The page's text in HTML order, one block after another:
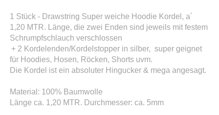
1 Stück - Drawstring Super weiche Hoodie Kordel, a´
1,20 MTR. Länge, die zwei Enden sind jeweils mit festem
Schrumpfschlauch verschlossen
+ 2 Kordelenden/Kordelstopper in silber, super geignet
für Hoodies, Hosen, Röcken, Shorts uvm.
Die Kordel ist ein absoluter Hingucker & mega angesagt.
Material: 100% Baumwolle
Länge ca. 1,20 MTR. Durchmesser: ca. 5mm